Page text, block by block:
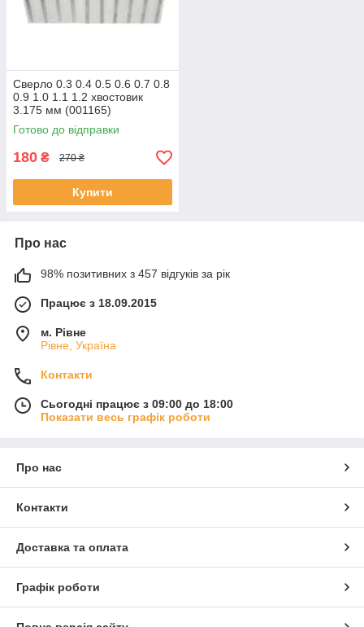
Сверло 0.3 0.4 0.5 0.6 0.7 0.8
0.9 1.0 1.1 1.2 хвостовик
3.175 мм (001165)
Готово до відправки
180 ₴ 270 ₴
Купити
Про нас
98% позитивних з 457 відгуків за рік
Працює з 18.09.2015
м. Рівне
Рівне, Україна
Контакти
Сьогодні працює з 09:00 до 18:00
Показати весь графік роботи
Про нас
Контакти
Доставка та оплата
Графік роботи